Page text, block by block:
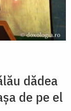
dădea
de pe el